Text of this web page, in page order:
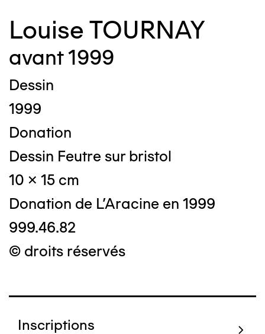
Louise TOURNAY
avant 1999
Dessin
1999
Donation
Dessin Feutre sur bristol
10 x 15 cm
Donation de L'Aracine en 1999
999.46.82
© droits réservés
Inscriptions